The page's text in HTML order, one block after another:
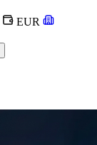
EUR